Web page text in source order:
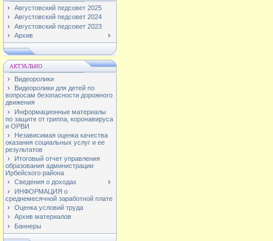
Августовский педсовет 2025
Августовский педсовет 2024
Августовский педсовет 2023
Архив
АКТУАЛЬНО
Видеоролики
Видеоролики для детей по
вопросам безопасности дорожного
движения
Информационные материалы
по защите от гриппа, коронавируса
и ОРВИ
Независимая оценка качества
оказания социальных услуг и ее
результатов
Итоговый отчет управления
образования администрации
Ирбейского района
Сведения о доходах
ИНФОРМАЦИЯ о
среднемесячной заработной плате
Оценка условий труда
Архив материалов
Баннеры